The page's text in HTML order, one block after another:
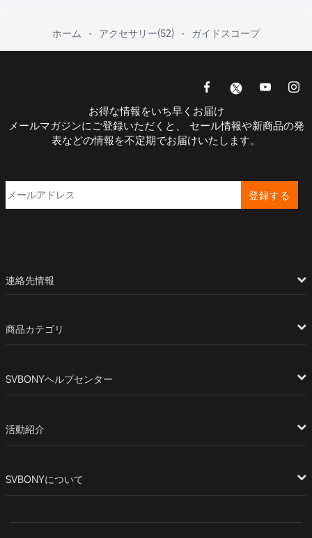
ホーム アクセサリー(52) ガイドスコープ
お得な情報をいち早くお届け
メールマガジンにご登録いただくと、 セール情報や新商品の発
表などの情報を不定期でお届けいたします。
登録する
連絡先情報
商品カテゴリ
SVBONYヘルプセンター
活動紹介
SVBONYについて